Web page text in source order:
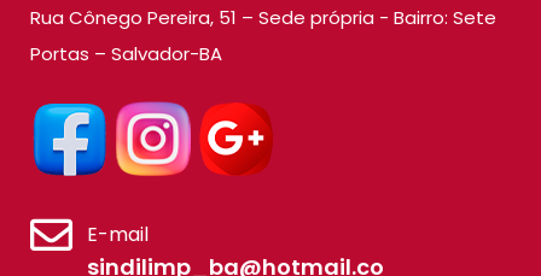
Rua Cônego Pereira, 51 – Sede própria - Bairro: Sete
Portas – Salvador-BA
E-mail
sindilimp_ba@hotmail.co